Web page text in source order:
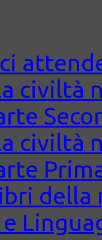
civiltà
civiltà
della